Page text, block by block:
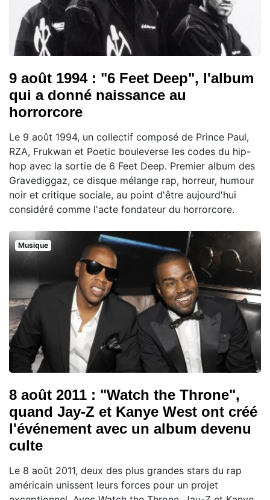
9 août 1994 : "6 Feet Deep", l'album
qui a donné naissance au
horrorcore
Le 9 août 1994, un collectif composé de Prince Paul,
RZA, Frukwan et Poetic bouleverse les codes du hip-
hop avec la sortie de 6 Feet Deep. Premier album des
Gravediggaz, ce disque mélange rap, horreur, humour
noir et critique sociale, au point d'être aujourd'hui
considéré comme l'acte fondateur du horrorcore.
Musique
8 août 2011 : "Watch the Throne",
quand Jay-Z et Kanye West ont créé
l'événement avec un album devenu
culte
Le 8 août 2011, deux des plus grandes stars du rap
américain unissent leurs forces pour un projet